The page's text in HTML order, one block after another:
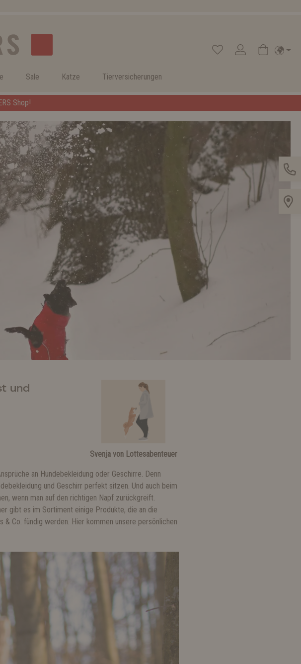
Sale Katze Tierversicherungen
Shop!
und
Svenja von Lottesabenteuer
an Hundebekleidung oder Geschirre. Denn
und Geschirr perfekt sitzen. Und auch beim
wenn man auf den richtigen Napf zurückgreift.
gibt es im Sortiment einige Produkte, die an die
Co. fündig werden. Hier kommen unsere persönlichen